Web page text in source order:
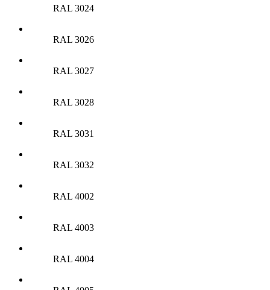
RAL 3024
RAL 3026
RAL 3027
RAL 3028
RAL 3031
RAL 3032
RAL 4002
RAL 4003
RAL 4004